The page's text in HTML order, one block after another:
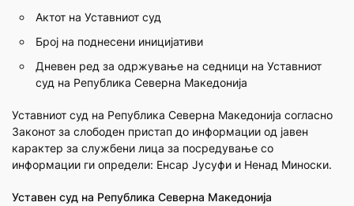
Актот на Уставниот суд
Број на поднесени иницијативи
Дневен ред за одржување на седници на Уставниот
суд на Република Северна Македонија
Уставниот суд на Република Северна Македонија согласно
Законот за слободен пристап до информации од јавен
карактер за службени лица за посредување со
информации ги определи: Енсар Јусуфи и Ненад Миноски.
Уставен суд на Република Северна Македонија